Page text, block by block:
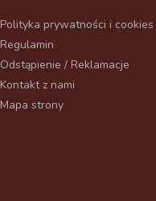
Polityka prywatności i cookies
Regulamin
Odstąpienie / Reklamacje
Kontakt z nami
Mapa strony